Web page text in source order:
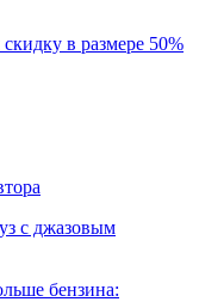
в размере 50%
с джазовым
бензина: